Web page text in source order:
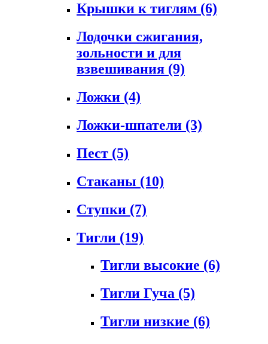
Крышки к тиглям (6)
Лодочки сжигания,
зольности и для
взвешивания (9)
Ложки (4)
Ложки-шпатели (3)
Пест (5)
Стаканы (10)
Ступки (7)
Тигли (19)
Тигли высокие (6)
Тигли Гуча (5)
Тигли низкие (6)